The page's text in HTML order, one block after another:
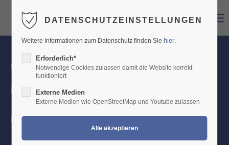
Login
Benutzername
Passwort
Herzlich Willkommen bei
Lönneberga &
Langstrumpf e.V.
DATENSCHUTZEINSTELLUNGEN
Weitere Informationen zum Datenschutz finden Sie hier.
Erforderlich*
Notwendige Cookies zulassen damit die Website korrekt
funktioniert
Externe Medien
Externe Medien wie OpenStreetMap und Youtube zulassen